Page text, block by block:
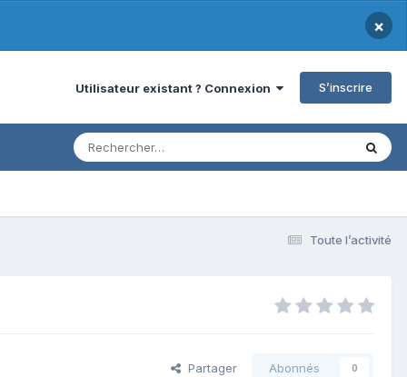
×
Utilisateur existant ? Connexion S’inscrire
Toute l’activité
Partager Abonnés 0